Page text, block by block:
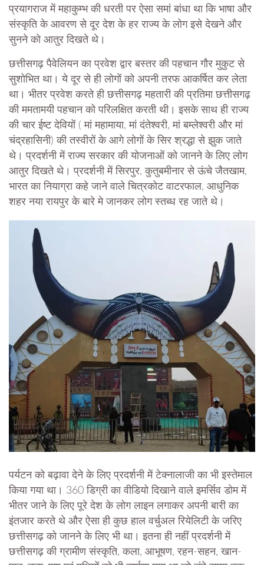
प्रयागराज में महाकुम्भ की धरती पर ऐसा समां बांधा था कि भाषा और
संस्कृति के आवरण से दूर देश के हर राज्य के लोग इसे देखने और
सुनने को आतुर दिखते थे।
छत्तीसगढ़ पैवेलियन का प्रवेश द्वार बस्तर की पहचान गौर मुकुट से
सुशोभित था। ये दूर से ही लोगों को अपनी तरफ आकर्षित कर लेता
था। भीतर प्रवेश करते ही छत्तीसगढ़ महतारी की प्रतिमा छत्तीसगढ़
की ममतामयी पहचान को परिलक्षित करती थी। इसके साथ ही राज्य
की चार ईष्ट देवियों ( मां महामाया, मां दंतेश्वरी, मां बम्लेश्वरी और मां
चंद्रहासिनी) की तस्वीरों के आगे लोगों के सिर श्रद्धा से झुक जाते
थे। प्रदर्शनी में राज्य सरकार की योजनाओं को जानने के लिए लोग
आतुर दिखते थे। प्रदर्शनी में सिरपुर, कुतुबमीनार से ऊंचे जैतखाम,
भारत का नियाग्रा कहे जाने वाले चित्रकोट वाटरफाल, आधुनिक
शहर नया रायपुर के बारे मे जानकर लोग स्तब्ध रह जाते थे।
पर्यटन को बढ़ावा देने के लिए प्रदर्शनी में टेक्नालाजी का भी इस्तेमाल
किया गया था। 360 डिग्री का वीडियो दिखाने वाले इमर्सिव डोम में
भीतर जाने के लिए पूरे देश के लोग लाइन लगाकर अपनी बारी का
इंतजार करते थे और ऐसा ही कुछ हाल वर्चुअल रियेलिटी के जरिए
छत्तीसगढ़ को जानने के लिए भी था। इतना ही नहीं प्रदर्शनी में
छत्तीसगढ़ की ग्रामीण संस्कृति, कला, आभूषण, रहन-सहन, खान-